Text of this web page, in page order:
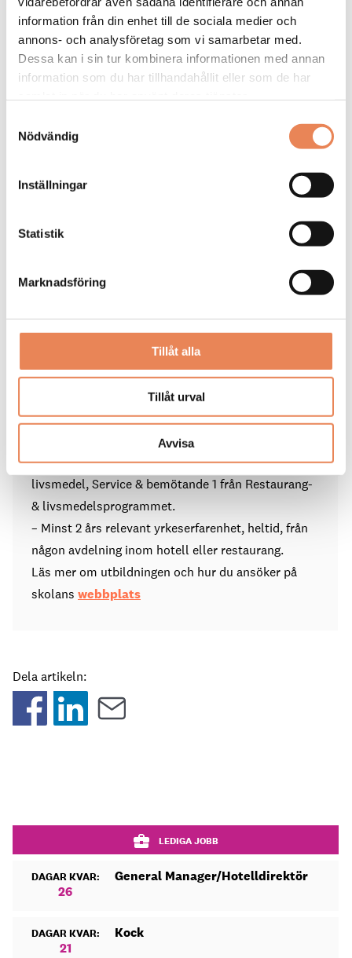
information från din enhet till de sociala medier och
annons- och analysföretag som vi samarbetar med.
Dessa kan i sin tur kombinera informationen med annan
information som du har tillhandahållit eller som de har
Nödvändig
Inställningar
Statistik
Marknadsföring
Tillåt alla
Tillåt urval
Avvisa
Söderlind.
Faktaruta Hotel & Restaurant
1,5 årig distansutbildning med närträffar på TUC
i januari 2022. Sista ansökningsdag är den 17
Behörighet:
– Behörighet för yrkeshögskola
– Godkänt betyg i kurserna Konferens &
evenemang, Service & bemötande 1 från Hotell- &
turismprogrammet
– kurserna Branschkunskap inom restaurang &
livsmedel, Service & bemötande 1 från Restaurang-
& livsmedelsprogrammet.
– Minst 2 års relevant yrkeserfarenhet, heltid, från
någon avdelning inom hotell eller restaurang.
Läs mer om utbildningen och hur du ansöker på
skolans webbplats
Dela artikeln:
LEDIGA JOBB
DAGAR KVAR:
26
General Manager/Hotelldirektör
DAGAR KVAR:
21
Kock